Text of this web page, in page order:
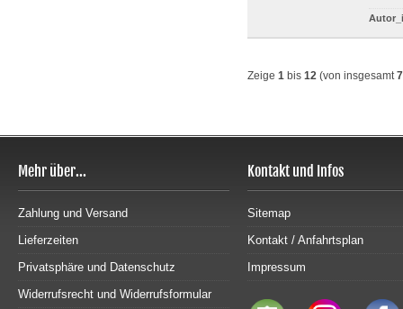
Zeige 1 bis 12 (von insgesamt
Mehr über...
Zahlung und Versand
Lieferzeiten
Privatsphäre und Datenschutz
Widerrufsrecht und Widerrufsformular
Kontakt und Infos
Sitemap
Kontakt / Anfahrtsplan
Impressum